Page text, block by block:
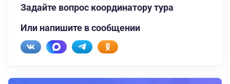
Задайте вопрос координатору тура
Или напишите в сообщении